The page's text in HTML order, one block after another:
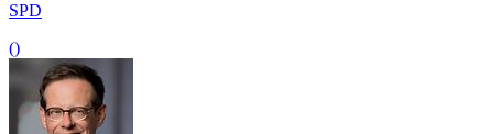
SPD
()